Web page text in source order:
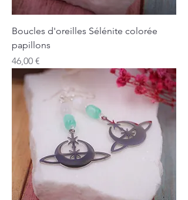
Boucles d'oreilles Sélénite colorée
papillons
Prix
46,00 €